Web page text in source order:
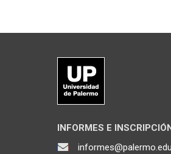
INFORMES E
informes@palermo.edu